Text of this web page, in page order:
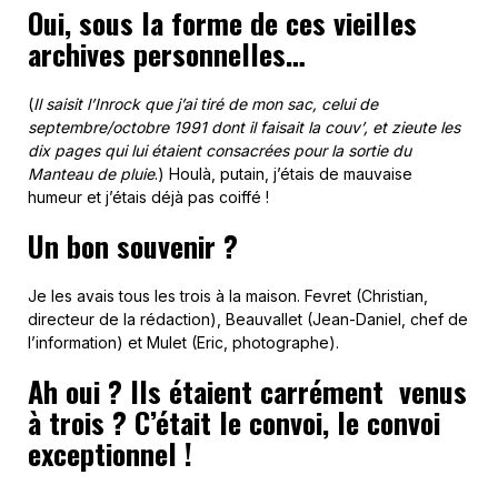
Oui, sous la forme de ces vieilles
archives personnelles…
(Il saisit l’Inrock que j’ai tiré de mon sac, celui de
septembre/octobre 1991 dont il faisait la couv’, et zieute les
dix pages qui lui étaient consacrées pour la sortie du
Manteau de pluie.) Houlà, putain, j’étais de mauvaise
humeur et j’étais déjà pas coiffé !
Un bon souvenir ?
Je les avais tous les trois à la maison. Fevret (Christian,
directeur de la rédaction), Beauvallet (Jean-Daniel, chef de
l’information) et Mulet (Eric, photographe).
Ah oui ? Ils étaient carrément venus
à trois ? C’était le convoi, le convoi
exceptionnel !